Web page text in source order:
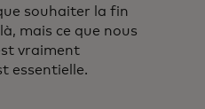
souhaiter la fin
mais ce que nous
vraiment
essentielle.